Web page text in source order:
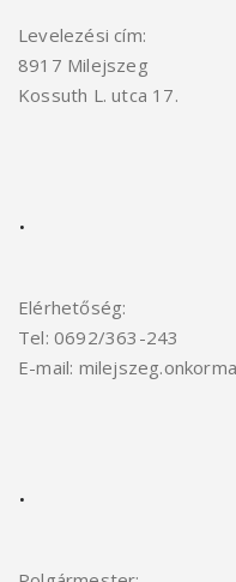
Levelezési cím:
8917 Milejszeg
Kossuth L. utca 17.
.
Elérhetőség:
Tel: 0692/363-243
E-mail:
.